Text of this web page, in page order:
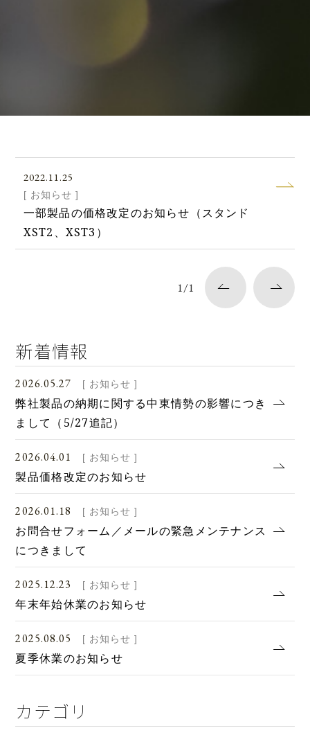
2022.11.25
[ お知らせ ]
一部製品の価格改定のお知らせ（スタンド
XST2、XST3）
1/1
新着情報
2026.05.27 [ お知らせ ]
弊社製品の納期に関する中東情勢の影響につき
まして（5/27追記）
2026.04.01 [ お知らせ ]
製品価格改定のお知らせ
2026.01.18 [ お知らせ ]
お問合せフォーム／メールの緊急メンテナンス
につきまして
2025.12.23 [ お知らせ ]
年末年始休業のお知らせ
2025.08.05 [ お知らせ ]
夏季休業のお知らせ
カテゴリ